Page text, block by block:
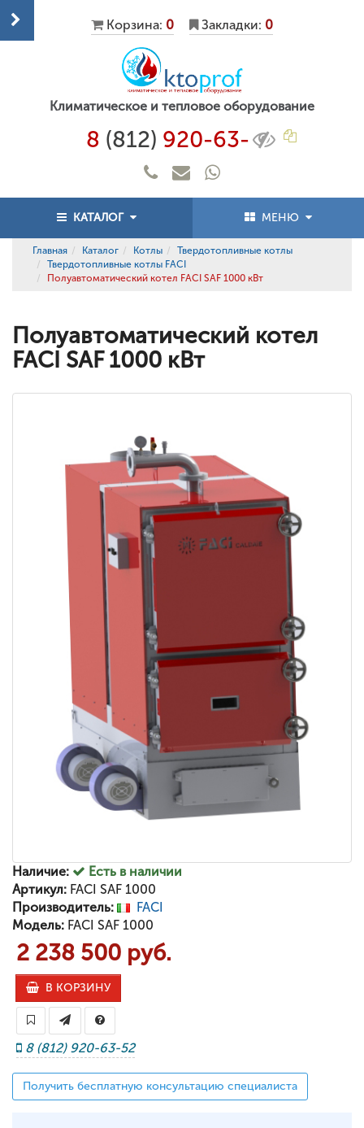
Корзина: 0 Закладки: 0
Климатическое и тепловое оборудование
8 (812) 920-63-
КАТАЛОГ МЕНЮ
Главная Каталог Котлы
Твердотопливные котлы
Твердотопливные котлы FACI
Полуавтоматический котел FACI SAF 1000 кВт
Полуавтоматический котел
FACI SAF 1000 кВт
Наличие:
Есть в наличии
Артикул: FACI SAF 1000
Производитель:
FACI
Модель: FACI SAF 1000
2 238 500 руб.
В КОРЗИНУ
8 (812) 920-63-52
Получить бесплатную консультацию специалиста